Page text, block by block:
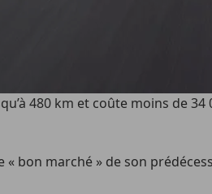
480 km et coûte moins de
bon marché » de son